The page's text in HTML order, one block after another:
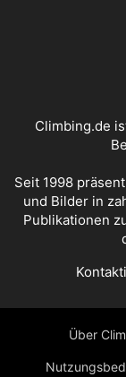
Climbing.de
Seit 1998
und Bilder in
Publikationen
Über